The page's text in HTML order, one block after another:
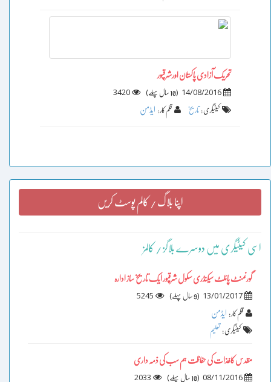
تحریک آزادی پاکستان اورشرقپور
14/08/2016
(10 سال پہلے )
3420
کیٹیگری : تاریخ قلم کار : ایڈمن
اپنا بلاگ / کالم پوسٹ کریں
اسی کیٹیگری میں دوسرے بلاگز / کالمز
گورنمنٹ پائلٹ سیکنڈری سکول شرقپور ایک تاریخ ساز ادارہ
13/01/2017
(9 سال پہلے )
5245
قلم کار : ایڈمن
کیٹیگری : تعلیم
مقدس کاغذات کی حفاظت ہم سب کی ذمہ داری
08/11/2016
(10 سال پہلے )
2033